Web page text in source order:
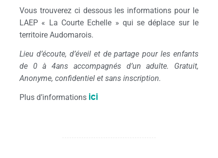
Vous trouverez ci dessous les informations pour le
LAEP « La Courte Echelle » qui se déplace sur le
territoire Audomarois.
Lieu d’écoute, d’éveil et de partage pour les enfants
de 0 à 4ans accompagnés d’un adulte. Gratuit,
Anonyme, confidentiel et sans inscription.
Plus d’informations ici